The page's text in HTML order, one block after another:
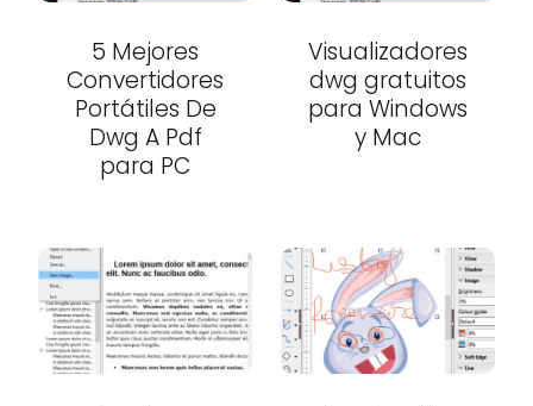
5 Mejores
Convertidores
Portátiles De
Dwg A Pdf
para PC
Visualizadores
dwg gratuitos
para Windows
y Mac